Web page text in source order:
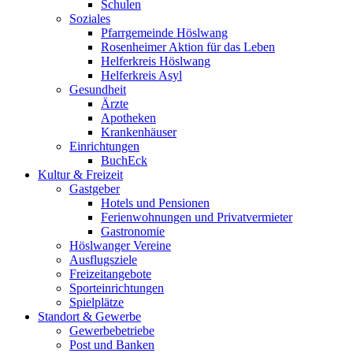
Schulen
Soziales
Pfarrgemeinde Höslwang
Rosenheimer Aktion für das Leben
Helferkreis Höslwang
Helferkreis Asyl
Gesundheit
Ärzte
Apotheken
Krankenhäuser
Einrichtungen
BuchEck
Kultur & Freizeit
Gastgeber
Hotels und Pensionen
Ferienwohnungen und Privatvermieter
Gastronomie
Höslwanger Vereine
Ausflugsziele
Freizeitangebote
Sporteinrichtungen
Spielplätze
Standort & Gewerbe
Gewerbebetriebe
Post und Banken